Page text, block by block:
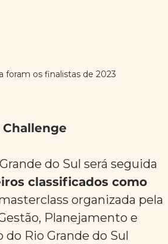
foram os finalistas de 2023
do Sul será seguida
classificados como
organizada pela
Planejamento e
Rio Grande do Sul